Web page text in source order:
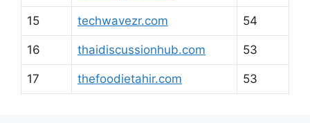
15 techwavezr.com 54
16 thaidiscussionhub.com 53
17 thefoodietahir.com 53